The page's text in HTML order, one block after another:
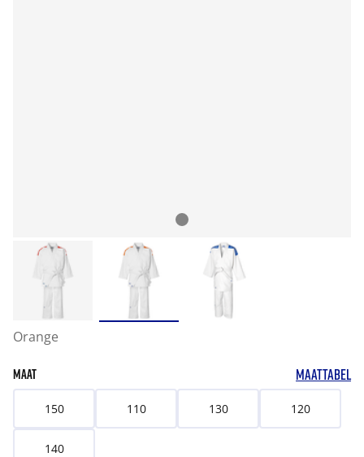
Orange
MAAT MAATTABEL
150 110 130 120
140